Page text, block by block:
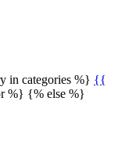
in categories %} {{
%} {% else %}